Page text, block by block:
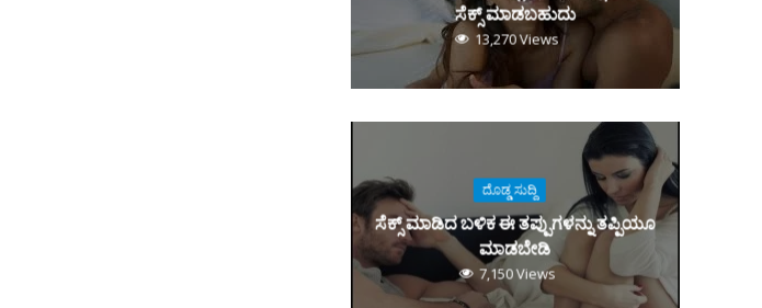
ಸೆಕ್ಸ್‌ ಮಾಡಬಹುದು
13,270 Views
ದೊಡ್ಡ ಸುದ್ದಿ
ಸೆಕ್ಸ್‌ ಮಾಡಿದ ಬಳಿಕ ಈ ತಪ್ಪುಗಳನ್ನು ತಪ್ಪಿಯೂ
ಮಾಡಬೇಡಿ
7,150 Views